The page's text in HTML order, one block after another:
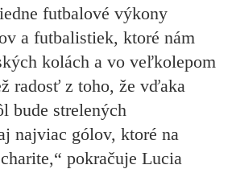
futbalové výkony
a futbalistiek, ktoré nám
kolách a vo veľkolepom
radosť z toho, že vďaka
bude strelených
najviac gólov, ktoré na
pokračuje Lucia